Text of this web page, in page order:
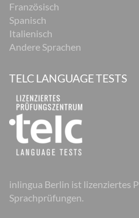
Französisch
Spanisch
Italienisch
Andere Sprachen
TELC LANGUAGE TESTS
inlingua Berlin ist lizenziertes
Sprachprüfungen.